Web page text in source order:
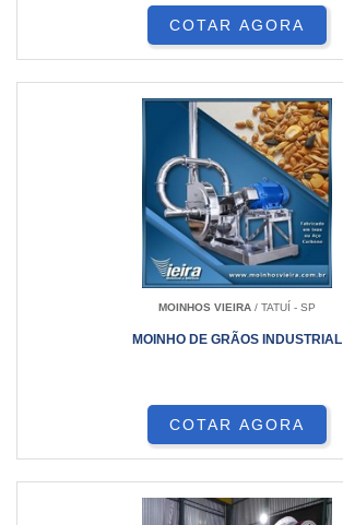
COTAR AGORA
MOINHOS VIEIRA / TATUÍ - SP
MOINHO DE GRÃOS INDUSTRIAL
COTAR AGORA